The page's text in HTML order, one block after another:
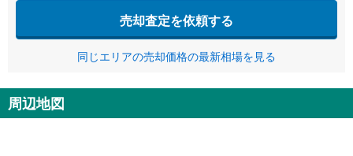
売却査定を依頼する
同じエリアの売却価格の最新相場を見る
周辺地図